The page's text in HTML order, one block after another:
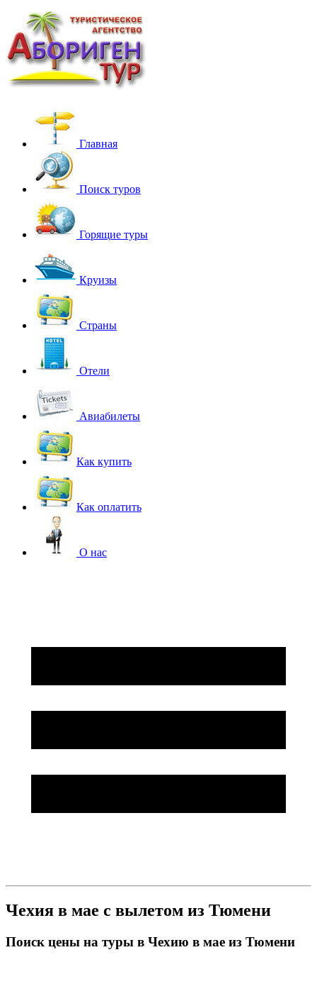
Главная
Поиск туров
Горящие туры
Круизы
Страны
Отели
Авиабилеты
Как купить
Как оплатить
О нас
Чехия в мае с вылетом из Тюмени
Поиск цены на туры в Чехию в мае из Тюмени